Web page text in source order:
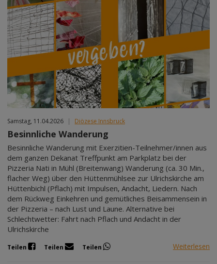
Samstag, 11.04.2026 | Diözese Innsbruck
Besinnliche Wanderung
Besinnliche Wanderung mit Exerzitien-Teilnehmer/innen aus
dem ganzen Dekanat Treffpunkt am Parkplatz bei der
Pizzeria Nati in Mühl (Breitenwang) Wanderung (ca. 30 Min.,
flacher Weg) über den Hüttenmühlsee zur Ulrichskirche am
Hüttenbichl (Pflach) mit Impulsen, Andacht, Liedern. Nach
dem Rückweg Einkehren und gemütliches Beisammensein in
der Pizzeria – nach Lust und Laune. Alternative bei
Schlechtwetter: Fahrt nach Pflach und Andacht in der
Ulrichskirche
Teilen Teilen Teilen Weiterlesen